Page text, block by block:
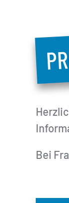
Bei